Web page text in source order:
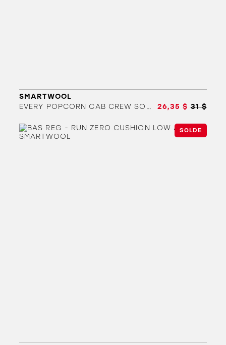
SMARTWOOL
EVERY POPCORN CAB CREW SOCK
26,35 $ 31 $
SOLDE